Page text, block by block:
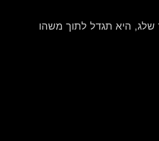
שלג, היא תגדל לתוך משהו